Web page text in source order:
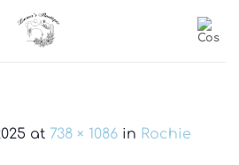
at 738 × 1086 in Rochie